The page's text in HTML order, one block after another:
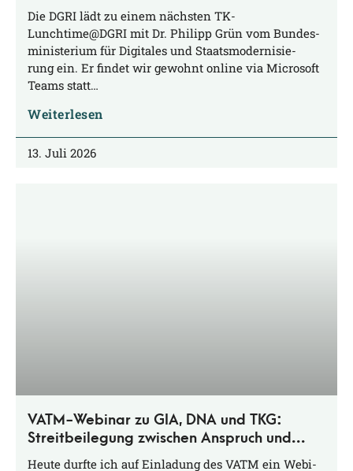
Die DGRI lädt zu einem nächs­ten TK-
Lunchtime@DGRI mit Dr. Phil­ipp Grün vom Bun­des­
mi­nis­te­ri­um für Digi­ta­les und Staats­mo­der­ni­sie­
rung ein. Er fin­det wir gewohnt online via Micro­soft
Teams statt…
Weiterlesen
13. Juli 2026
VATM-Webinar zu GIA, DNA und TKG:
Streitbeilegung zwischen Anspruch und
Praxis
Heu­te durf­te ich auf Ein­la­dung des VATM ein Web­i­